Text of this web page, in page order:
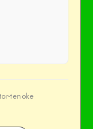
tenoke